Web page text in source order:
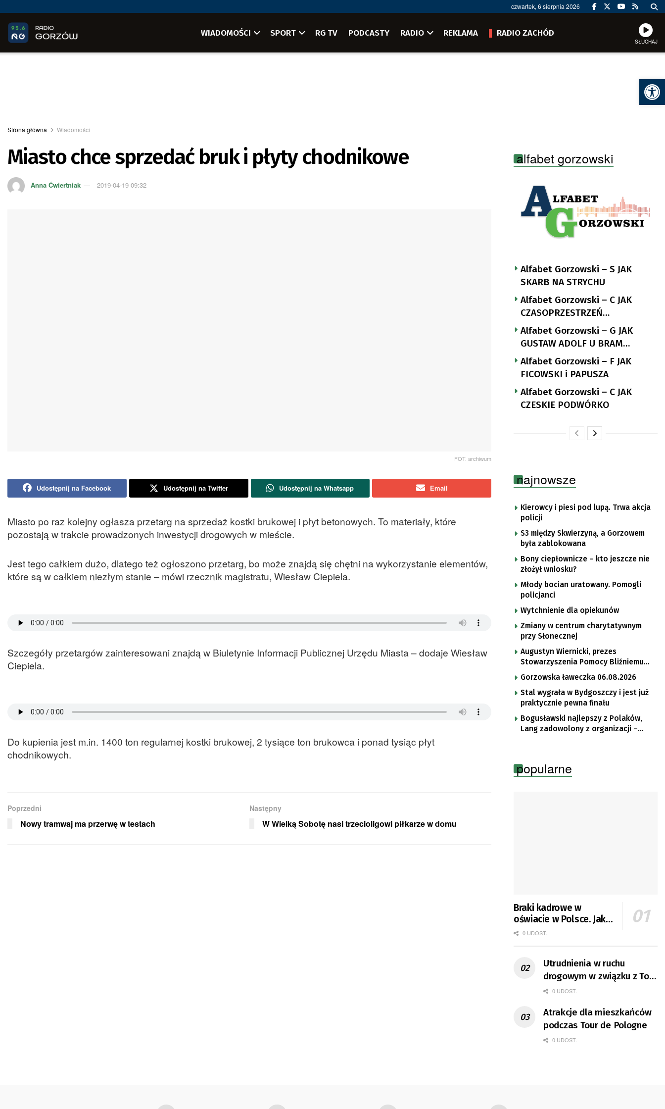
czwartek, 6 sierpnia 2026
WIADOMOŚCI SPORT RG TV PODCASTY RADIO REKLAMA RADIO ZACHÓD
SŁUCHAJ
Strona główna Wiadomości
Miasto chce sprzedać bruk i płyty chodnikowe
Anna Ćwiertniak 2019-04-19 09:32
FOT. archiwum
Udostępnij na Facebook Udostępnij na Twitter Udostępnij na Whatsapp Email
Miasto po raz kolejny ogłasza przetarg na sprzedaż kostki brukowej i płyt betonowych. To materiały, które
pozostają w trakcie prowadzonych inwestycji drogowych w mieście.
Jest tego całkiem dużo, dlatego też ogłoszono przetarg, bo może znajdą się chętni na wykorzystanie elementów,
które są w całkiem niezłym stanie – mówi rzecznik magistratu, Wiesław Ciepiela.
Szczegóły przetargów zainteresowani znajdą w Biuletynie Informacji Publicznej Urzędu Miasta – dodaje Wiesław
Ciepiela.
Do kupienia jest m.in. 1400 ton regularnej kostki brukowej, 2 tysiące ton brukowca i ponad tysiąc płyt
chodnikowych.
Poprzedni
Nowy tramwaj ma przerwę w testach
Następny
W Wielką Sobotę nasi trzecioligowi piłkarze w domu
alfabet gorzowski
Alfabet Gorzowski – S JAK
SKARB NA STRYCHU
Alfabet Gorzowski – C JAK
CZASOPRZESTRZEŃ
NUTTGENSA
Alfabet Gorzowski – G JAK
GUSTAW ADOLF U BRAM
LANDSBERGA
Alfabet Gorzowski – F JAK
FICOWSKI i PAPUSZA
Alfabet Gorzowski – C JAK
CZESKIE PODWÓRKO
najnowsze
Kierowcy i piesi pod lupą. Trwa akcja
policji
S3 między Skwierzyną, a Gorzowem
była zablokowana
Bony ciepłownicze – kto jeszcze nie
złożył wniosku?
Młody bocian uratowany. Pomogli
policjanci
Wytchnienie dla opiekunów
Zmiany w centrum charytatywnym
przy Słonecznej
Augustyn Wiernicki, prezes
Stowarzyszenia Pomocy Bliźniemu
im. Brata Krystyna
Gorzowska ławeczka 06.08.2026
Stal wygrała w Bydgoszczy i jest już
praktycznie pewna finału
Bogusławski najlepszy z Polaków,
Lang zadowolony z organizacji –
popularne
Braki kadrowe w
oświacie w Polsce. Jak
jest w Gorzowie?
0 UDOST.
Utrudnienia w ruchu
drogowym w związku z Tour
de Pologne
0 UDOST.
Atrakcje dla mieszkańców
podczas Tour de Pologne
0 UDOST.